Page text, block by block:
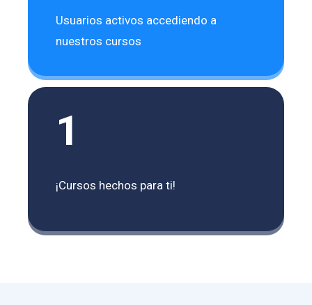
Usuarios activos accediendo a
nuestros cursos
1
¡Cursos hechos para ti!